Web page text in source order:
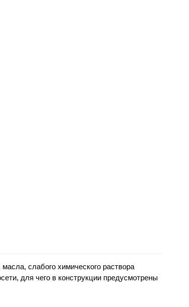
слабого химического раствора
для чего в конструкции предусмотрены